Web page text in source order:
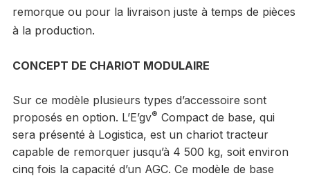
remorque ou pour la livraison juste à temps de pièces
à la production.
CONCEPT DE CHARIOT MODULAIRE
Sur ce modèle plusieurs types d’accessoire sont
proposés en option. L’E’gv® Compact de base, qui
sera présenté à Logistica, est un chariot tracteur
capable de remorquer jusqu’à 4 500 kg, soit environ
cinq fois la capacité d’un AGC. Ce modèle de base